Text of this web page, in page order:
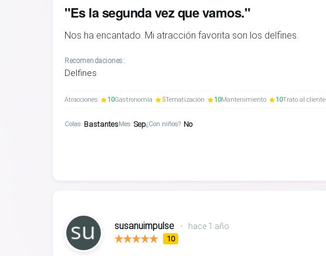
"Es la segunda vez que vamos."
Nos ha encantado. Mi atracción favorita son los delfines.
Recomendaciones:
Delfines
Atracciones 10Gastronomía 5Tematización 10Mantenimiento 10Trato al cliente
Colas BastantesMes Sep¿Con niños? No
susanuimpulse • hace 1 año
10